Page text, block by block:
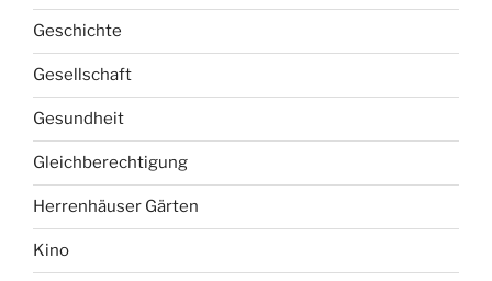
Geschichte
Gesellschaft
Gesundheit
Gleichberechtigung
Herrenhäuser Gärten
Kino